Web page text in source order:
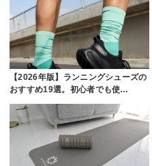
【2026年版】ランニングシューズの
おすすめ19選。初心者でも使…